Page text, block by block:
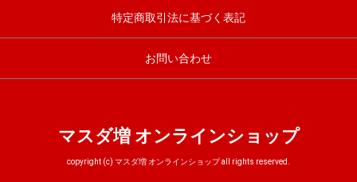
特定商取引法に基づく表記
お問い合わせ
マスダ増 オンラインショップ
copyright (c) マスダ増 オンラインショップ all rights reserved.